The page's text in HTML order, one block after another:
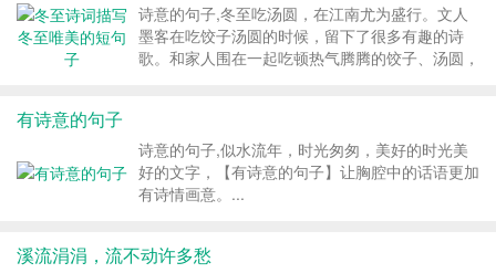
诗意的句子,冬至吃汤圆，在江南尤为盛行。文人
墨客在吃饺子汤圆的时候，留下了很多有趣的诗
歌。和家人围在一起吃顿热气腾腾的饺子、汤圆，
有诗意的句子
诗意的句子,似水流年，时光匆匆，美好的时光美
好的文字，【有诗意的句子】让胸腔中的话语更加
有诗情画意。...
溪流涓涓，流不动许多愁